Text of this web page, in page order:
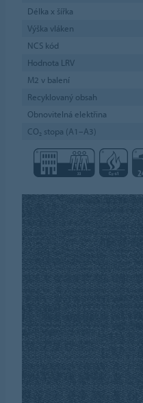
Délka x šířka
Výška vláken
NCS kód
Hodnota LRV
M2 v balení
Recyklovaný obsah
Obnovitelná elektřina
CO₂ stopa (A1–A3)